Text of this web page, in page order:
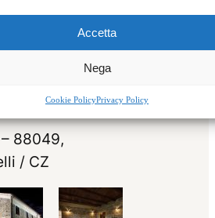
Accetta
Nega
Cookie PolicyPrivacy Policy
88049,
/ CZ